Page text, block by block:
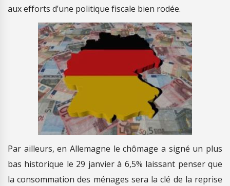
aux efforts d’une politique fiscale bien rodée.
Par ailleurs, en Allemagne le chômage a signé un plus
bas historique le 29 janvier à 6,5% laissant penser que
la consommation des ménages sera la clé de la reprise